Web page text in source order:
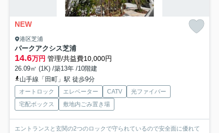
NEW
港区芝浦
パークアクシス芝浦
14.6万円 管理/共益費10,000円
26.09㎡ (1K) /築13年 /10階建
山手線「田町」駅 徒歩9分
オートロック エレベーター CATV
光ファイバー
宅配ボックス
敷地内ごみ置き場
エントランスと玄関の2つのロックで守られているので安全面に優れて